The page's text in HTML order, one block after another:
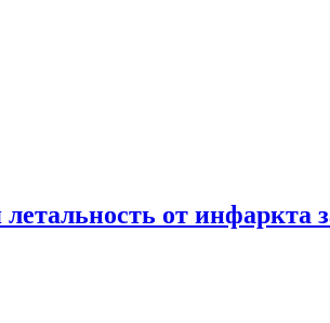
от инфаркта